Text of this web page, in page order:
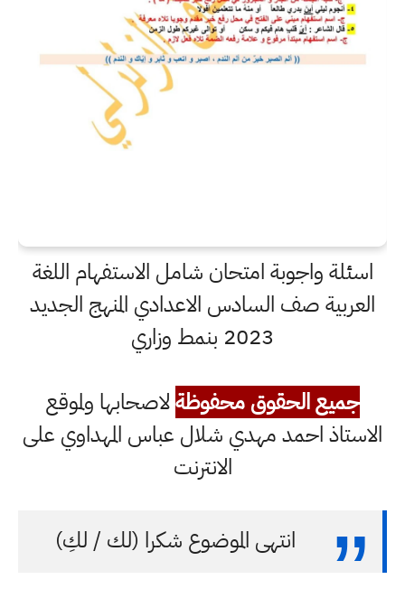
اسئلة واجوبة امتحان شامل الاستفهام اللغة
العربية صف السادس الاعدادي المنهج الجديد
2023 بنمط وزاري
جميع الحقوق محفوظةلاصحابها ولموقع
الاستاذ احمد مهدي شلال عباس المهداوي على
الانترنت
انتهى الموضوع شكرا (لك / لكِ)